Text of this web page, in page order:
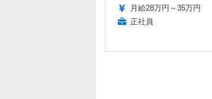
月給28万円～35万円
正社員